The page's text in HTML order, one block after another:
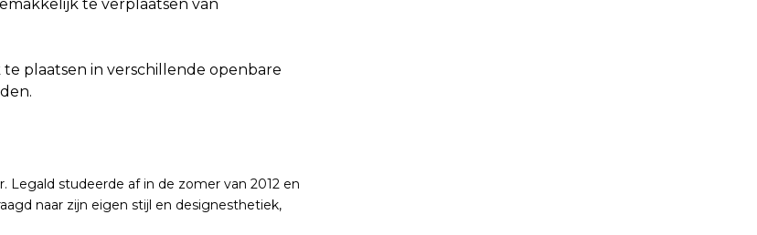
te verplaatsen van
plaatsen in verschillende openbare
Legald studeerde af in de zomer van 2012 en
naar zijn eigen stijl en designesthetiek,